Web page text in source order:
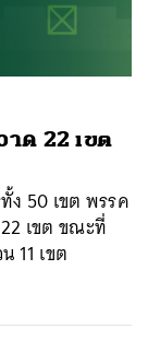
าด 22 เขต
ง 50 เขต พรรค
เขต ขณะที่
11 เขต